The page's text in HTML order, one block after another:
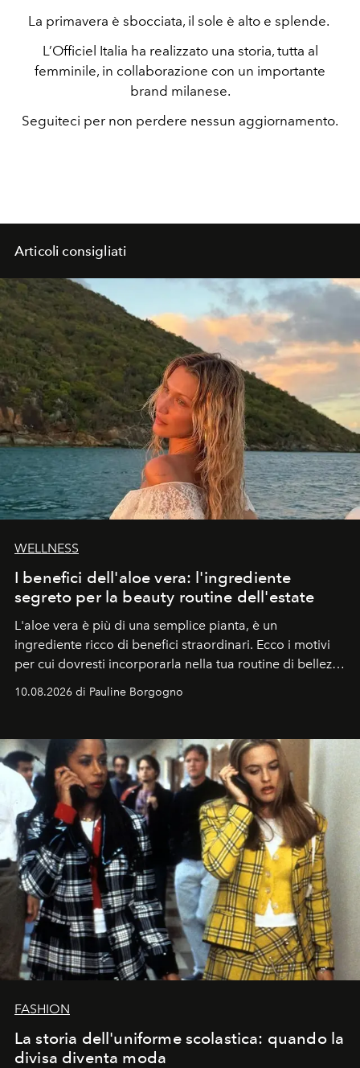
La primavera è sbocciata, il sole è alto e splende.
L’Officiel Italia ha realizzato una storia, tutta al
femminile, in collaborazione con un importante
brand milanese.
Seguiteci per non perdere nessun aggiornamento.
Articoli consigliati
WELLNESS
I benefici dell'aloe vera: l'ingrediente
segreto per la beauty routine dell'estate
L'aloe vera è più di una semplice pianta, è un
ingrediente ricco di benefici straordinari. Ecco i motivi
per cui dovresti incorporarla nella tua routine di bellezza
e benessere.
10.08.2026 di Pauline Borgogno
FASHION
La storia dell'uniforme scolastica: quando la
divisa diventa moda